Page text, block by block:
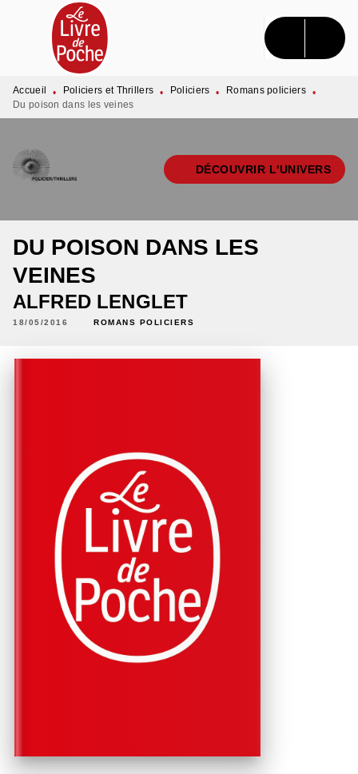
MENU RECHERCHE CONTENU
PIED DE PAGE
Accueil • Policiers et Thrillers • Policiers • Romans policiers •
Du poison dans les veines
DÉCOUVRIR L'UNIVERS
DU POISON DANS LES
VEINES
ALFRED LENGLET
18/05/2016 ROMANS POLICIERS